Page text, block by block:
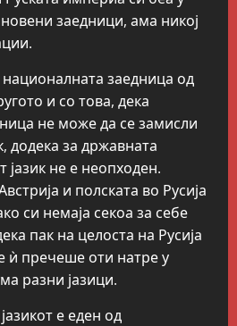
заедници, ама никој
заедница од
и со това, дека
не може да се замисли
додека за државната
не е неопходен.
и полската во Русија
си немаја секоа за себе
пак на целоста на Русија
ѝ пречеше оти натре у
разни јазици.
е еден од